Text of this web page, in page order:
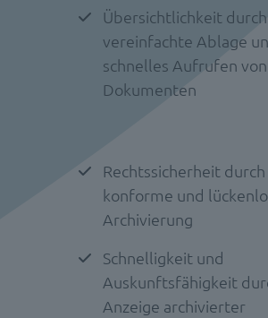
Übersichtlichkeit durch
vereinfachte Ablage
schnelles Aufrufen von
Dokumenten
Rechtssicherheit durch
konforme und
Archivierung
Schnelligkeit und
Auskunftsfähigkeit
Anzeige archivierter